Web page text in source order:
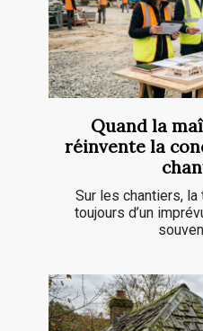
Quand la
réinvente la
Sur les chantiers,
toujours d’un